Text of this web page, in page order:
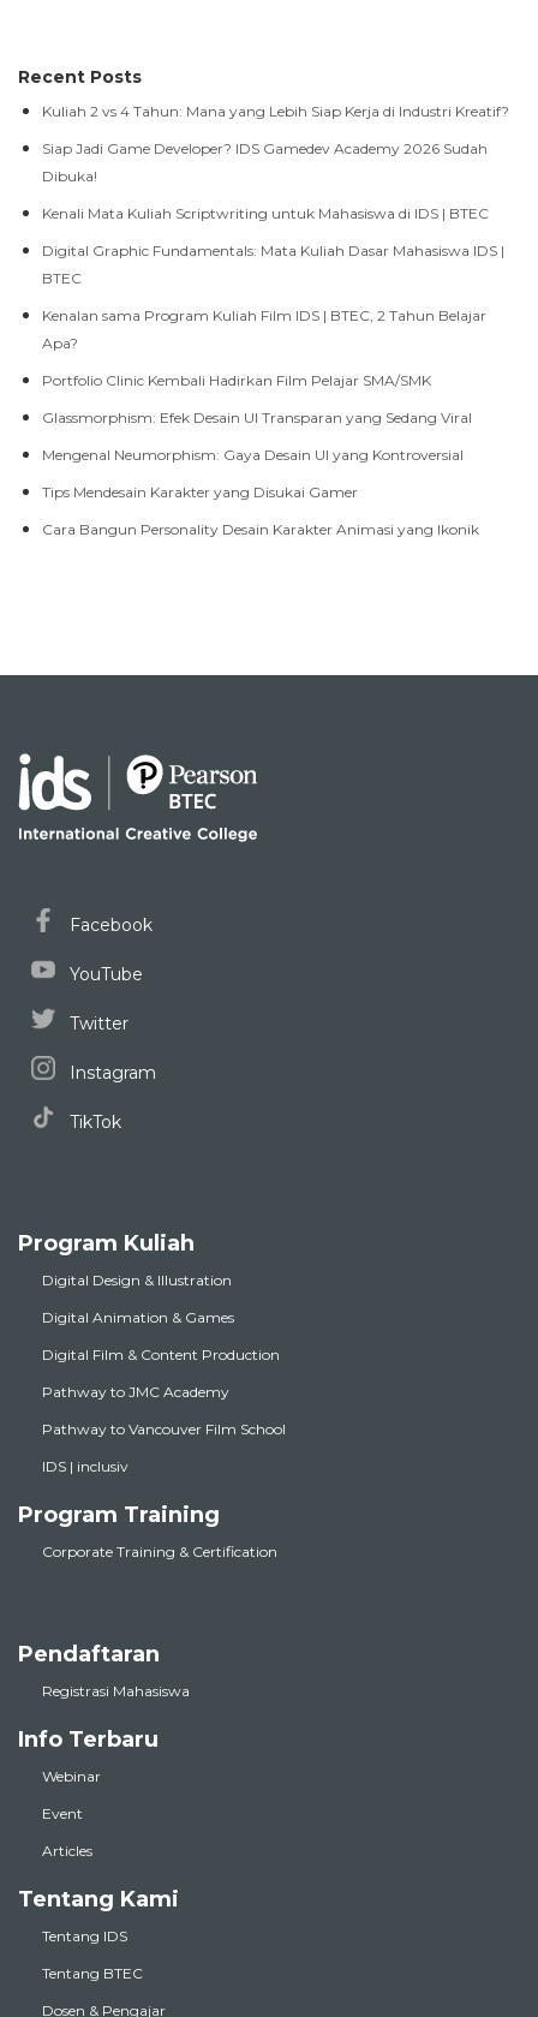
Recent Posts
Kuliah 2 vs 4 Tahun: Mana yang Lebih Siap Kerja di Industri Kreatif?
Siap Jadi Game Developer? IDS Gamedev Academy 2026 Sudah
Dibuka!
Kenali Mata Kuliah Scriptwriting untuk Mahasiswa di IDS | BTEC
Digital Graphic Fundamentals: Mata Kuliah Dasar Mahasiswa IDS |
BTEC
Kenalan sama Program Kuliah Film IDS | BTEC, 2 Tahun Belajar
Apa?
Portfolio Clinic Kembali Hadirkan Film Pelajar SMA/SMK
Glassmorphism: Efek Desain UI Transparan yang Sedang Viral
Mengenal Neumorphism: Gaya Desain UI yang Kontroversial
Tips Mendesain Karakter yang Disukai Gamer
Cara Bangun Personality Desain Karakter Animasi yang Ikonik
Facebook
YouTube
Twitter
Instagram
TikTok
Program Kuliah
Digital Design & Illustration
Digital Animation & Games
Digital Film & Content Production
Pathway to JMC Academy
Pathway to Vancouver Film School
IDS | inclusiv
Program Training
Corporate Training & Certification
Pendaftaran
Registrasi Mahasiswa
Info Terbaru
Webinar
Event
Articles
Tentang Kami
Tentang IDS
Tentang BTEC
Dosen & Pengajar